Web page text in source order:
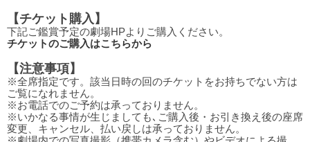
【チケット購入】
下記ご鑑賞予定の劇場HPよりご購入ください。
チケットのご購入はこちらから
【注意事項】
※全席指定です。該当日時の回のチケットをお持ちでない方は
ご覧になれません。
※お電話でのご予約は承っておりません。
※いかなる事情が生じましても､ご購入後・お引き換え後の座席
変更、キャンセル、払い戻しは承っておりません。